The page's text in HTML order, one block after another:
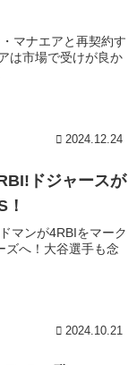
マナエアと再契約す
は市場で受けが良か
2024.12.24
ドジャースが
マンが4RBIをマーク
ズへ！大谷選手も念
2024.10.21